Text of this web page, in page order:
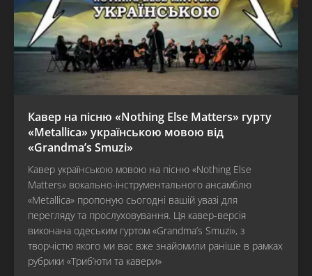
Кавер на пісню «Nothing Else Matters» гурту
«Metallica» українською мовою від
«Grandma’s Smuzi»
Кавер українською мовою на пісню «Nothing Else
Matters» вокально-інструментального ансамблю
«Metallica» пропоную сьогодні вашій увазі для
перегляду та прослуховування. Ця кавер-версія
виконана одеським гуртом «Grandma’s Smuzi», з
творчістю якого ми вас вже знайомили раніше в рамках
рубрики «Триб’юти та кавери»